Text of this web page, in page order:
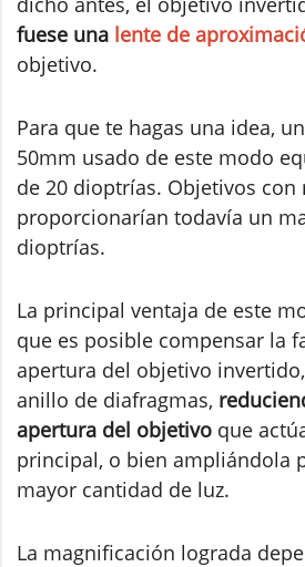
fuese una lente de
objetivo.
Para que te hagas una idea,
50mm usado de este modo
de 20 dioptrías. Objetivos con
proporcionarían todavía un
dioptrías.
La principal ventaja de este
que es posible compensar la
apertura del objetivo
anillo de diafragmas,
apertura del objetivo que
principal, o bien ampliándola
mayor cantidad de luz.
La magnificación lograda